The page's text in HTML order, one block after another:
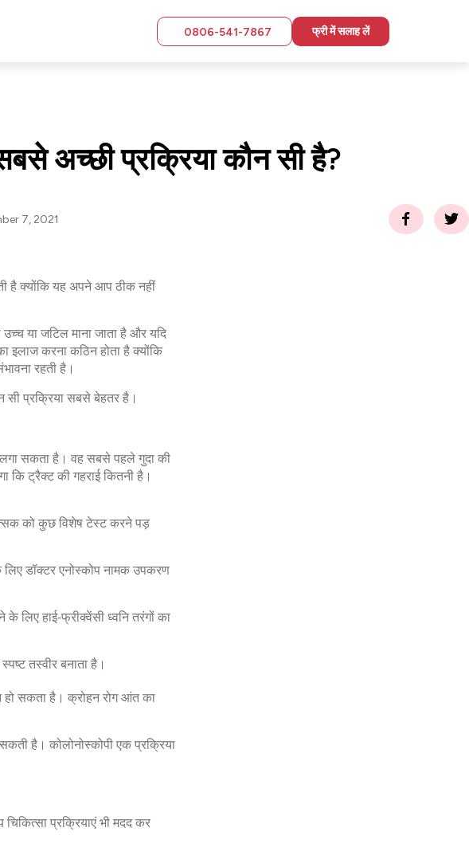
0806-541-7867 फ्री में सलाह लें
अच्छी प्रक्रिया कौन सी है?
7, 2021
है क्‍योंकि यह अपने आप ठीक नहीं
या ज‍टिल माना जाता है और यदि
इलाज करना कठिन होता है क्‍योंकि
रहती है।
प्रक्रिया सबसे बेहतर है।
सकता है। वह सबसे पहले गुदा की
कि ट्रैक्‍ट की ग‍हराई कितनी है।
को कुछ विशेष टेस्ट करने पड़
डॉक्टर एनोस्कोप नामक उपकरण
लिए हाई-फ्रीक्वेंसी ध्वनि तरंगों का
तस्वीर बनाता है।
हो सकता है। क्रोहन रोग आंत का
है। कोलोनोस्कोपी एक प्रक्रिया
प्रक्रियाएं भी मदद कर